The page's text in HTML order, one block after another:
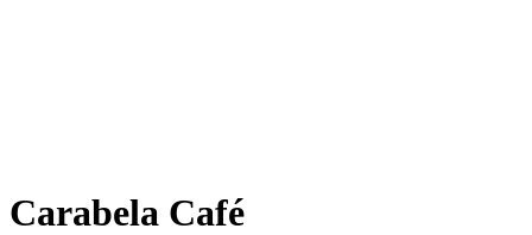
Carabela Café